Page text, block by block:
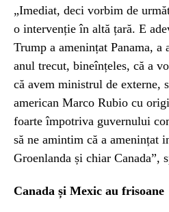
„Imediat, deci vorbim de
o intervenție în altă țară. E
Trump a amenințat Panama,
anul trecut, bineînțeles, că a
că avem ministrul de externe,
american Marco Rubio cu
foarte împotriva guvernului
să ne amintim că a amenințat
Groenlanda și chiar Canada”,
Canada și Mexic au frisoane